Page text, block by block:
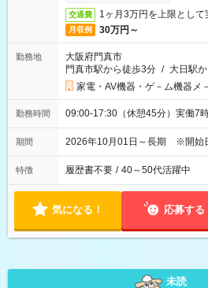
交通費 1ヶ月3万円を上限として
月収例 30万円～
勤務地
大阪府門真市
門真市駅から徒歩3分 / 大日駅
家電・AV機器・ゲ－ム機器メ
勤務時間 09:00-17:30（休憩45分）実働7
期間 2026年10月01日～長期 ※開始
特徴 履歴書不要 / 40～50代活躍中
気になる！ 応募する
未読